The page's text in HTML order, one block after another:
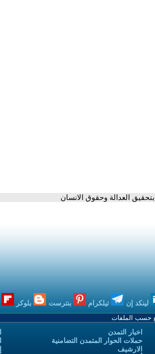
العدالة وحقوق الانسان
لينكد إن تيلكرام بنترست بلوكر
اخبار التمدن
حملات الحوار المتمدن التضامنية
الارشيف